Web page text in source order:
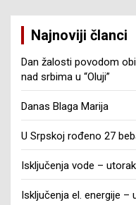
Najnoviji članci
Dan žalosti povodom
nad srbima u “Oluji”
Danas Blaga Marija
U Srpskoj rođeno 27
Isključenja vode –
Isključenja el. energije –